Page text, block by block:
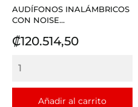
AUDÍFONOS INALÁMBRICOS
CON NOISE...
Precio
₡120.514,50
Añadir al carrito